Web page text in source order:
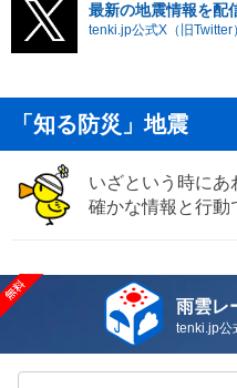
最新の地震情報を配
tenki.jp公式X（旧Twitter
「知る防災」地震
いざという時にあ
確かな情報と行動
雨雲レ
tenki.jp